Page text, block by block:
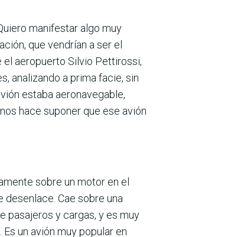
manifestar algo muy
que vendrían a ser el
aeropuerto Silvio Pettirossi,
analizando a prima facie, sin
estaba aeronavegable,
hace suponer que ese avión
sobre un motor en el
Cae sobre una
pasajeros y cargas, y es muy
un avión muy popular en